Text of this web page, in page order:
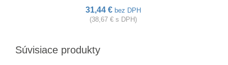
31,44 € bez DPH
(38,67 € s DPH)
Súvisiace produkty